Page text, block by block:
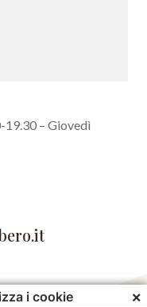
19.30 –Giovedì
i cookie ×